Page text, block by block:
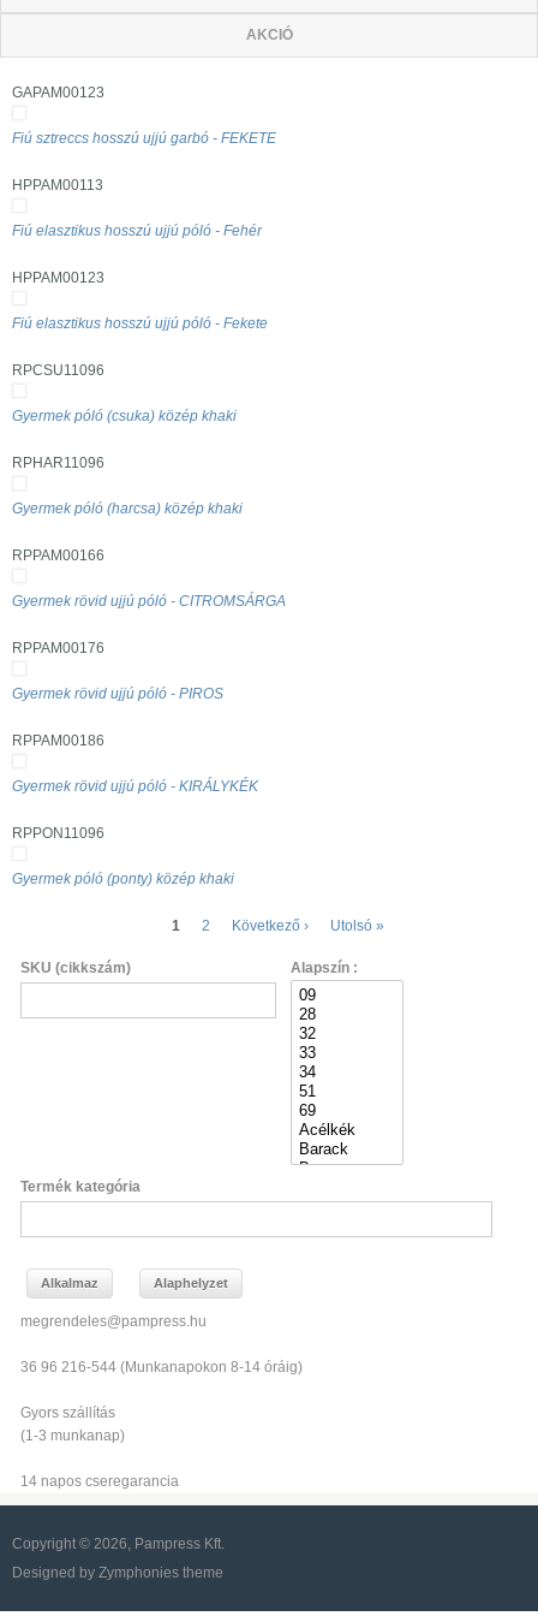
AKCIÓ
GAPAM00123
Fiú sztreccs hosszú ujjú garbó - FEKETE
HPPAM00113
Fiú elasztikus hosszú ujjú póló - Fehér
HPPAM00123
Fiú elasztikus hosszú ujjú póló - Fekete
RPCSU11096
Gyermek póló (csuka) közép khaki
RPHAR11096
Gyermek póló (harcsa) közép khaki
RPPAM00166
Gyermek rövid ujjú póló - CITROMSÁRGA
RPPAM00176
Gyermek rövid ujjú póló - PIROS
RPPAM00186
Gyermek rövid ujjú póló - KIRÁLYKÉK
RPPON11096
Gyermek póló (ponty) közép khaki
1 2 Következő › Utolsó »
SKU (cikkszám) Alapszín :
Termék kategória
megrendeles@pampress.hu
36 96 216-544 (Munkanapokon 8-14 óráig)
Gyors szállítás
(1-3 munkanap)
14 napos cseregarancia
Copyright © 2026, Pampress Kft.
Designed by Zymphonies theme